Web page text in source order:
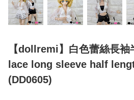
【dollremi】白色蕾絲長
lace long sleeve half
(DD0605)